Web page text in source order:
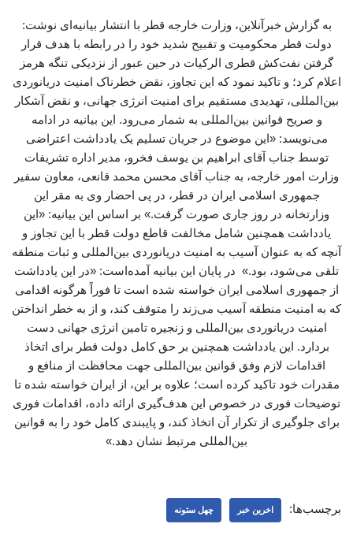
به گزارش خبرآنلاین، وزارت خارجه قطر با انتشار بیانیه‌ای نوشت:
دولت قطر محکومیت و تقبیح شدید خود را در رابطه با هدف قرار
گرفتن نفت‌کش قطری الرکیات در حین عبور از نزدیکی تنگه هرمز
اعلام کرد؛ و تاکید نمود که این تجاوز، نقض خطرناک امنیت دریانوردی
بین‌المللی، تهدیدی مستقیم برای امنیت انرژی جهانی، و نقض آشکار
و صریح قوانین بین‌المللی به شمار می‌رود. این بیانیه در ادامه
می‌نویسد: «این موضوع در جریان تسلیم یک یادداشت اعتراضی
توسط جناب آقای ابراهیم بن یوسف فخرو، مدیر اداره تشریفات
وزارت امور خارجه، به جناب آقای محسن محمد قانعی، معاون سفیر
جمهوری اسلامی ایران در قطر، در پی احضار وی به مقر این
وزارتخانه در روز جاری صورت گرفت.» بر اساس این بیانیه: «این
یادداشت همچنین شامل مخالفت قاطع دولت قطر با این تجاوز و
آنچه که به عنوان آسیب به امنیت دریانوردی بین‌المللی و ثبات منطقه
تلقی می‌شود، بود.» در پایان این بیانیه آمده‌است: «در این یادداشت
از جمهوری اسلامی ایران خواسته شده است تا فوراً هرگونه اقدامی
که به امنیت منطقه آسیب می‌زند را متوقف کند، و از به خطر انداختن
امنیت دریانوردی بین‌المللی و زنجیره تامین انرژی جهانی دست
بردارد. این یادداشت همچنین بر حق کامل دولت قطر برای اتخاذ
اقدامات لازم وفق قوانین بین‌المللی جهت محافظت از منافع و
مقدرات خود تاکید کرده است؛ علاوه بر این، از ایران خواسته شده تا
توضیحات فوری در خصوص این هدف‌گیری ارائه داده، اقدامات فوری
برای جلوگیری از تکرار آن اتخاذ کند، و پایبندی کامل خود را به قوانین
بین‌المللی مرتبط نشان دهد.»
برچسب‌ها: اخرین خبر چهل ستونه